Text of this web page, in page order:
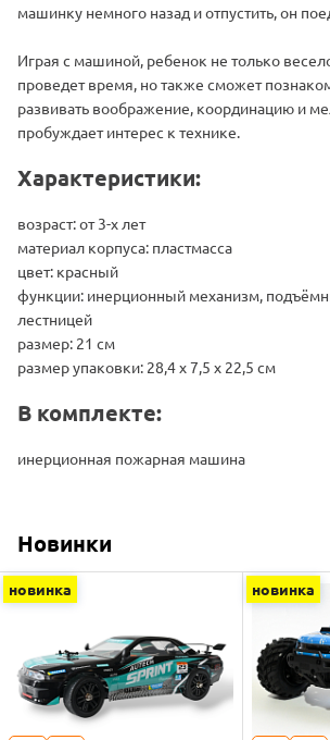
машинку немного назад и отпустить, он
Играя с машиной, ребенок не только
проведет время, но также сможет
развивать воображение, координацию и
пробуждает интерес к технике.
Характеристики:
возраст: от 3-х лет
материал корпуса: пластмасса
цвет: красный
функции: инерционный механизм,
лестницей
размер: 21 см
размер упаковки: 28,4 х 7,5 х 22,5 см
В комплекте:
инерционная пожарная машина
Новинки
новинка новинка